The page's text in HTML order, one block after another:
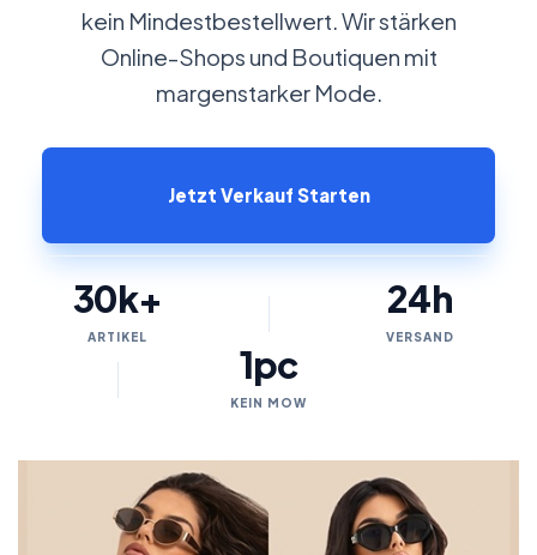
kein Mindestbestellwert. Wir stärken
Online-Shops und Boutiquen mit
margenstarker Mode.
Jetzt Verkauf Starten
30k+
ARTIKEL
24h
VERSAND
1pc
KEIN MOW